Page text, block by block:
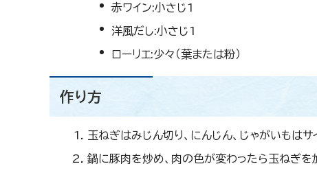
赤ワイン:小さじ1
洋風だし:小さじ1
ローリエ:少々（葉または粉）
作り方
玉ねぎはみじん切り、にんじん、じゃがいもはサ
鍋に豚肉を炒め、肉の色が変わったら玉ねぎを